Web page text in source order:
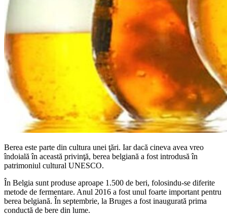
Berea este parte din cultura unei ţări. Iar dacă cineva avea vreo
îndoială în această privinţă, berea belgiană a fost introdusă în
patrimoniul cultural UNESCO.
În Belgia sunt produse aproape 1.500 de beri, folosindu-se diferite
metode de fermentare. Anul 2016 a fost unul foarte important pentru
berea belgiană. În septembrie, la Bruges a fost inaugurată prima
conductă de bere din lume.